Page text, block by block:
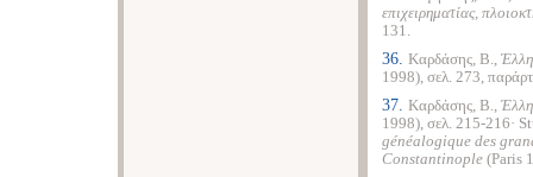
επιχειρηματίας,
131.
36. Καρδάσης, Β.,
1998), σελ. 273,
37. Καρδάσης, Β.,
1998), σελ. 215-216·
généalogique des
Constantinople (Paris